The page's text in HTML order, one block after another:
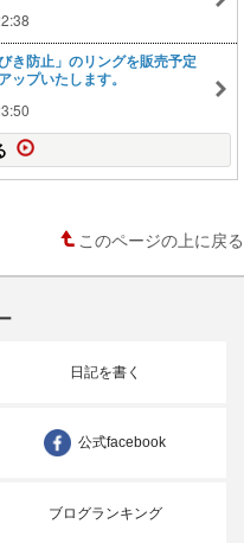
き防止」のリングを販売予定
プいたします。
このページの上に戻る
日記を書く
公式facebook
ブログランキング